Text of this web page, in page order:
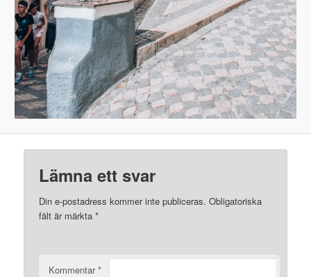
Lämna ett svar
Din e-postadress kommer inte publiceras. Obligatoriska
fält är märkta*
Kommentar*